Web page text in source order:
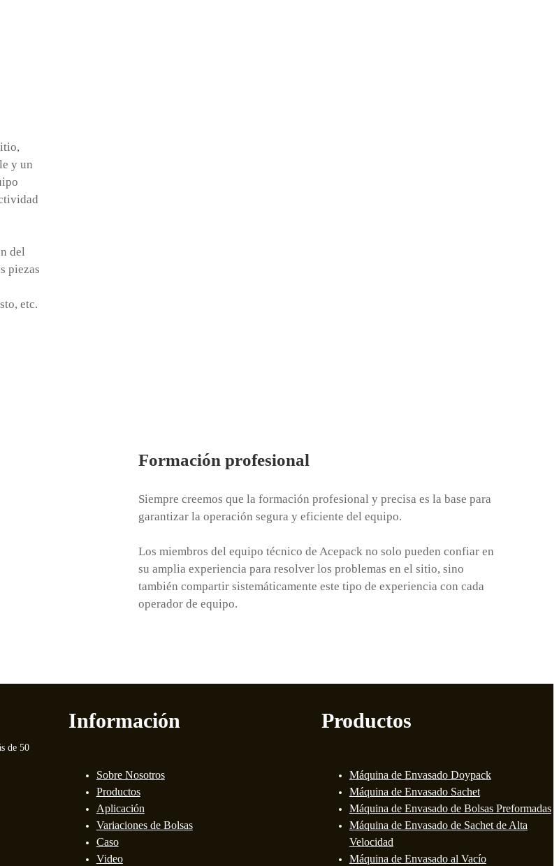
y un
del
piezas
etc.
Formación profesional
Siempre creemos que la formación profesional y precisa es la base para
garantizar la operación segura y eficiente del equipo.
Los miembros del equipo técnico de Acepack no solo pueden confiar en
su amplia experiencia para resolver los problemas en el sitio, sino
también compartir sistemáticamente este tipo de experiencia con cada
operador de equipo.
de 50
Información
Sobre Nosotros
Productos
Aplicación
Variaciones de Bolsas
Caso
Video
Productos
Máquina de Envasado Doypack
Máquina de Envasado Sachet
Máquina de Envasado de Bolsas Preformadas
Máquina de Envasado de Sachet de Alta
Velocidad
Máquina de Envasado al Vacío